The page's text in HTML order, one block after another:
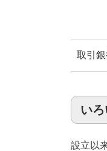
取引
い
設立以